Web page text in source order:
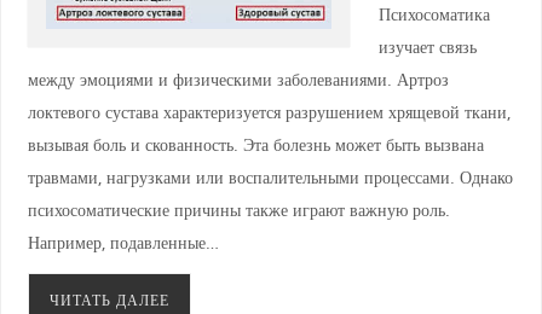
Психосоматика
изучает связь
между эмоциями и физическими заболеваниями. Артроз
локтевого сустава характеризуется разрушением хрящевой ткани,
вызывая боль и скованность. Эта болезнь может быть вызвана
травмами, нагрузками или воспалительными процессами. Однако
психосоматические причины также играют важную роль.
Например, подавленные…
ЧИТАТЬ ДАЛЕЕ